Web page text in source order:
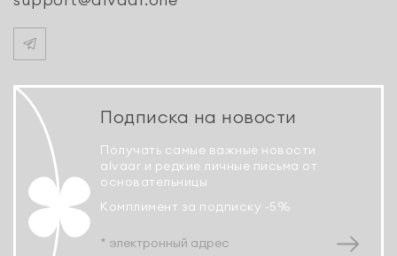
Подписка на новости
Получать самые важные новости
alvaar и редкие личные письма от
основательницы
Комплимент за подписку -5%